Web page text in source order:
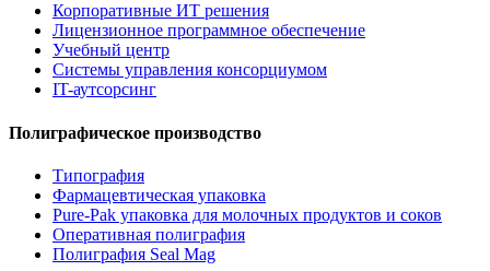
Корпоративные ИТ решения
Лицензионное программное обеспечение
Учебный центр
Системы управления консорциумом
IT-аутсорсинг
Полиграфическое производство
Типография
Фармацевтическая упаковка
Pure-Pak упаковка для молочных продуктов и соков
Оперативная полиграфия
Полиграфия Seal Mag